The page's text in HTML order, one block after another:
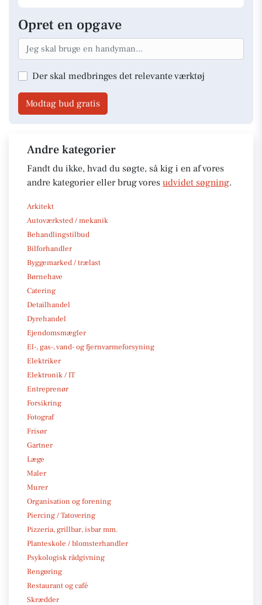
Opret en opgave
Der skal medbringes det relevante værktøj
Modtag bud gratis
Andre kategorier
Fandt du ikke, hvad du søgte, så kig i en af vores
andre kategorier eller brug vores udvidet søgning.
Arkitekt
Autoværksted / mekanik
Behandlingstilbud
Bilforhandler
Byggemarked / trælast
Børnehave
Catering
Detailhandel
Dyrehandel
Ejendomsmægler
El-, gas-, vand- og fjernvarmeforsyning
Elektriker
Elektronik / IT
Entreprenør
Forsikring
Fotograf
Frisør
Gartner
Læge
Maler
Murer
Organisation og forening
Piercing / Tatovering
Pizzeria, grillbar, isbar mm.
Planteskole / blomsterhandler
Psykologisk rådgivning
Rengøring
Restaurant og café
Skrædder